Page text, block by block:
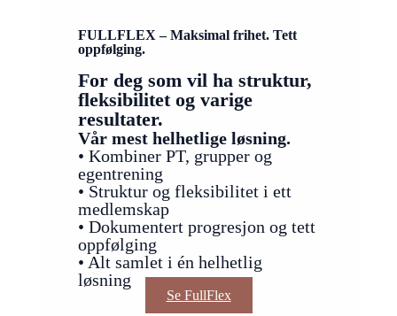
FULLFLEX – Maksimal frihet. Tett
oppfølging.
For deg som vil ha struktur,
fleksibilitet og varige
resultater.
Vår mest helhetlige løsning.
• Kombiner PT, grupper og
egentrening
• Struktur og fleksibilitet i ett
medlemskap
• Dokumentert progresjon og tett
oppfølging
• Alt samlet i én helhetlig
løsning
Se FullFlex